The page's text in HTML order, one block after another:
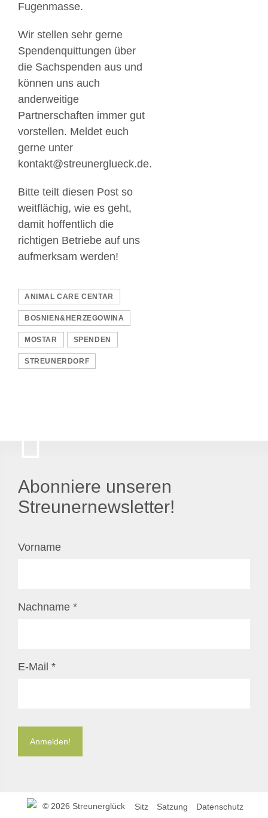
Fugenmasse.
Wir stellen sehr gerne
Spendenquittungen über
die Sachspenden aus und
können uns auch
anderweitige
Partnerschaften immer gut
vorstellen. Meldet euch
gerne unter
kontakt@streunerglueck.de.
Bitte teilt diesen Post so
weitflächig, wie es geht,
damit hoffentlich die
richtigen Betriebe auf uns
aufmerksam werden!
ANIMAL CARE CENTAR
BOSNIEN&HERZEGOWINA
MOSTAR SPENDEN
STREUNERDORF
Abonniere unseren
Streunernewsletter!
Vorname
Nachname *
E-Mail *
© 2026 Streunerglück Sitz Satzung Datenschutz